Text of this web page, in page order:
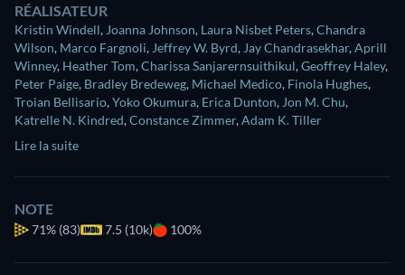
RÉALISATEUR
Kristin Windell, Joanna Johnson, Laura Nisbet Peters,Chandra
Wilson, Marco Fargnoli, Jeffrey W. Byrd, Jay Chandrasekhar,Aprill
Winney, Heather Tom,Charissa Sanjarernsuithikul,Geoffrey Haley,
Peter Paige, Bradley Bredeweg, Michael Medico, Finola Hughes,
Troian Bellisario,Yoko Okumura, Erica Dunton, Jon M. Chu,
Katrelle N. Kindred,Constance Zimmer,Adam K. Tiller
Lire la suite
NOTE
71% (83) 7.5 (10k) 100%